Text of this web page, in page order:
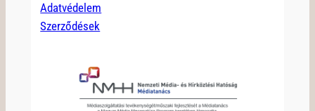
Adatvédelem
Szerződések